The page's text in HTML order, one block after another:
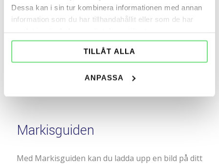
Dessa kan i sin tur kombinera informationen med annan
information som du har tillhandahållit eller som de har
TILLÅT ALLA
ANPASSA
dessa produkter
Markisguiden
Med Markisguiden kan du ladda upp en bild på ditt